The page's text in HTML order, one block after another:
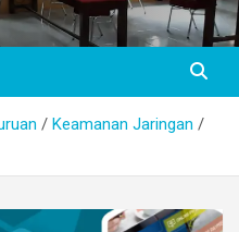
Keamanan Jaringan